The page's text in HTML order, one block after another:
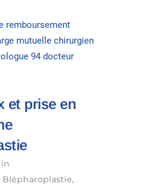
et prise en
in
Blépharoplastie,